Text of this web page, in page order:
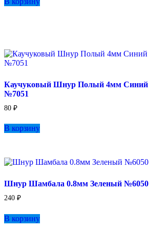
Каучуковый Шнур Полый 4мм Синий
№7051
80 ₽
В корзину
Шнур Шамбала 0.8мм Зеленый №6050
240 ₽
В корзину